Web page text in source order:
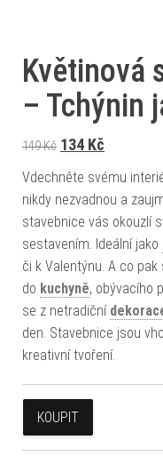
Květinová
– Tchýnin
149Kč Původní cena
134 Kč
Vdechněte svému
nikdy nezvadnou a
stavebnice vás okouzlí
sestavením. Ideální jako
či k Valentýnu. A co
do kuchyně, obývacího
se z netradiční
den. Stavebnice jsou
kreativní tvoření.
KOUPIT